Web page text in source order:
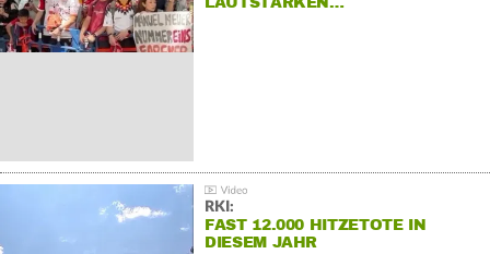
RKI:
FAST 12.000 HITZETOTE IN
DIESEM JAHR